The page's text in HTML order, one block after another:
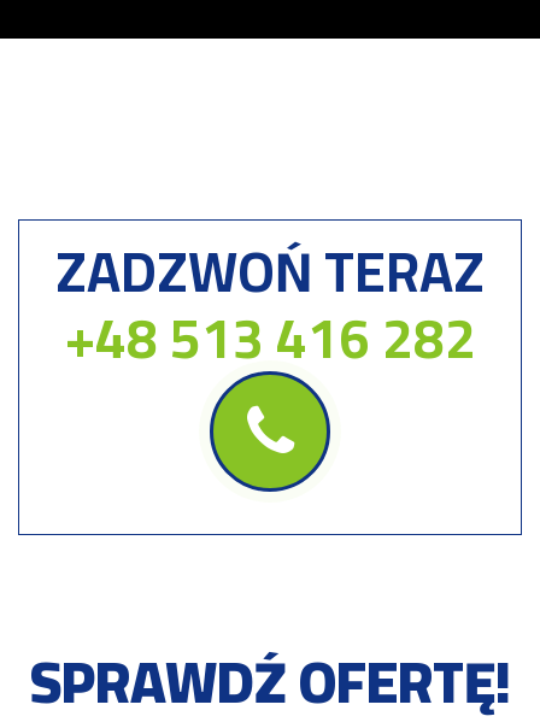
ZADZWOŃ TERAZ
+48 513 416 282
SPRAWDŹ OFERTĘ!